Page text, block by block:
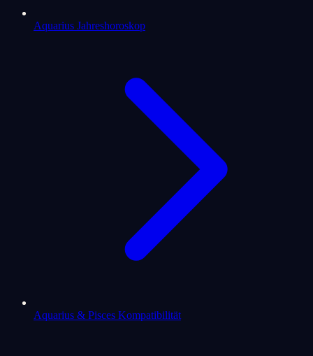
Aquarius Jahreshoroskop
Aquarius & Pisces Kompatibilität